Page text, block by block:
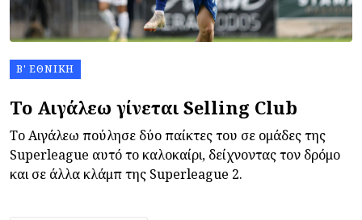
Β' ΕΘΝΙΚΉ
Το Αιγάλεω γίνεται Selling Club
Το Αιγάλεω πούλησε δύο παίκτες του σε ομάδες της
Superleague αυτό το καλοκαίρι, δείχνοντας τον δρόμο
και σε άλλα κλάμπ της Superleague 2.